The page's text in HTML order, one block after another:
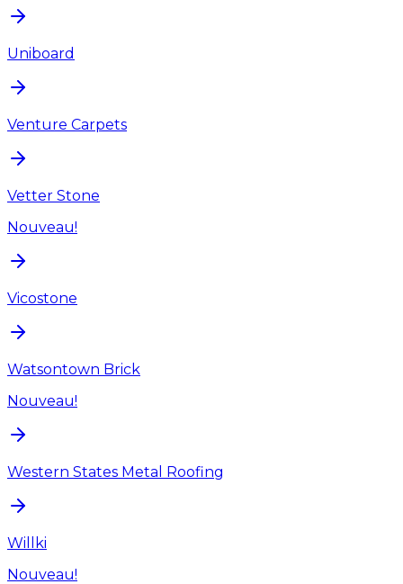
Uniboard
Venture Carpets
Vetter Stone
Nouveau!
Vicostone
Watsontown Brick
Nouveau!
Western States Metal Roofing
Willki
Nouveau!